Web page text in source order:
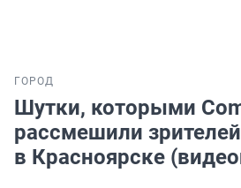
ГОРОД
Шутки, которыми
рассмешили
в Красноярске